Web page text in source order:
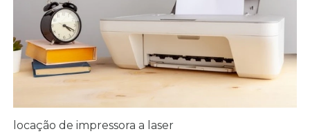
locação de impressora a laser